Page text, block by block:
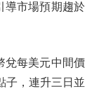
導市場預期趨於
每美元中間價
子，連升三日並